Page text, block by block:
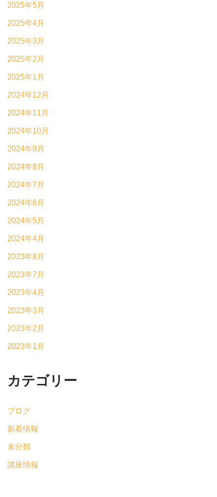
2025年5月
2025年4月
2025年3月
2025年2月
2025年1月
2024年12月
2024年11月
2024年10月
2024年9月
2024年8月
2024年7月
2024年6月
2024年5月
2024年4月
2023年8月
2023年7月
2023年4月
2023年3月
2023年2月
2023年1月
カテゴリー
ブログ
新着情報
未分類
講座情報